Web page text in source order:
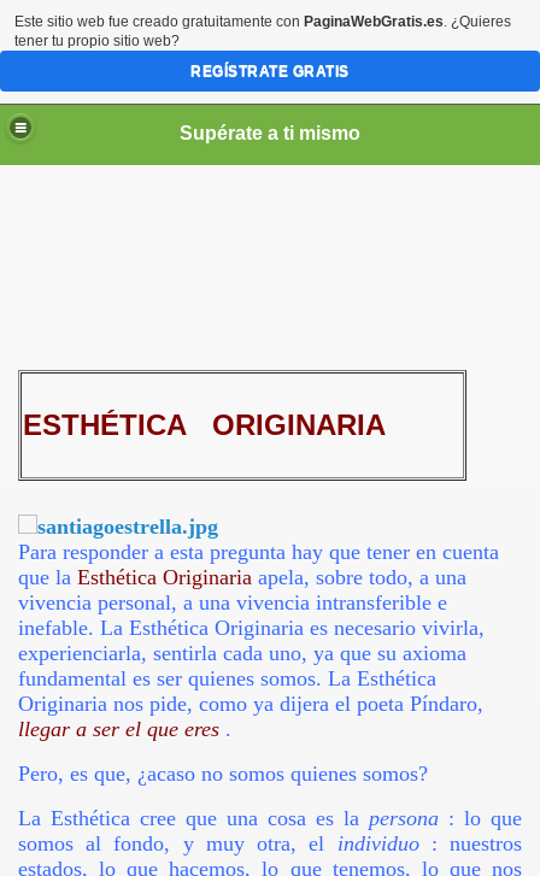
Supérate a ti mismo
ESTHÉTICA ORIGINARIA
Para responder a esta pregunta hay que tener en cuenta
que la Esthética Originaria apela, sobre todo, a una
vivencia personal, a una vivencia intransferible e
inefable. La Esthética Originaria es necesario vivirla,
experienciarla, sentirla cada uno, ya que su axioma
fundamental es ser quienes somos. La Esthética
Originaria nos pide, como ya dijera el poeta Píndaro,
llegar a ser el que eres .
Pero, es que, ¿acaso no somos quienes somos?
La Esthética cree que una cosa es la persona : lo que
somos al fondo, y muy otra, el individuo : nuestros
estados, lo que hacemos, lo que tenemos, lo que nos
De La Vida
Este sitio web fue creado gratuitamente con PaginaWebGratis.es. ¿Quieres
tener tu propio sitio web?
REGÍSTRATE GRATIS